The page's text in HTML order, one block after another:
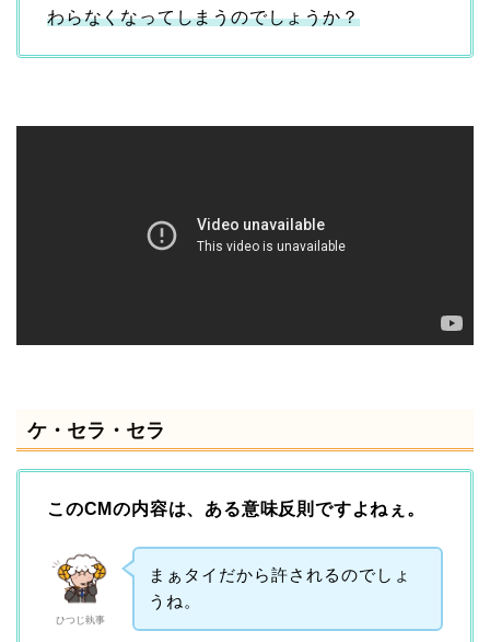
わらなくなってしまうのでしょうか？
ケ・セラ・セラ
このCMの内容は、ある意味反則ですよねぇ。
ひつじ執事
まぁタイだから許されるのでしょ
うね。